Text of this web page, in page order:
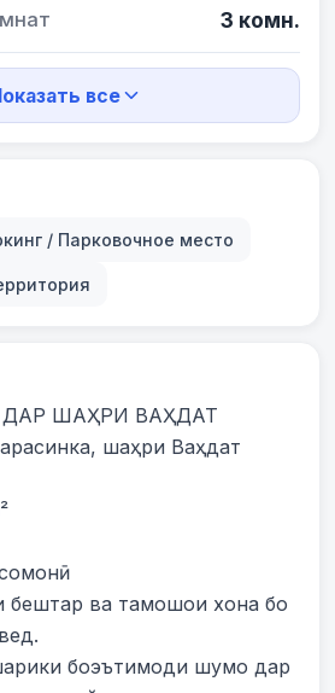
3 комн.
все
/ Парковочное место
ДАР ШАҲРИ ВАҲДАТ
шаҳри Ваҳдат
бештар ва тамошои хона бо
боэътимоди шумо дар